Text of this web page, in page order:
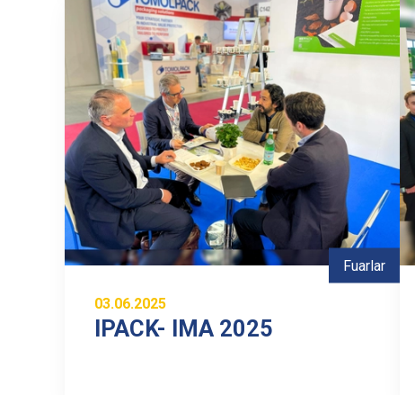
Fuarlar
03.06.2025
IPACK- IMA 2025